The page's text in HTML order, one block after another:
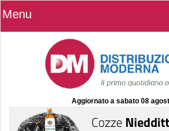
Menu
Aggiornato a sabato 08